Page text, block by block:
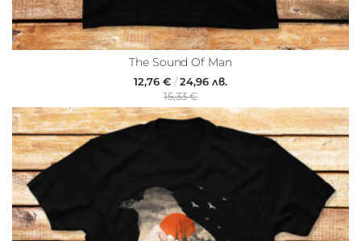
The Sound Of Man
12,76 € /24,96 лв.
15,33 €